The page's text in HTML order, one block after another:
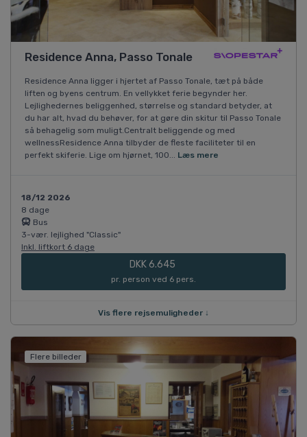
Residence Anna, Passo Tonale
Residence Anna ligger i hjertet af Passo Tonale, tæt på både
liften og byens centrum. En vellykket ferie begynder her.
Lejlighedernes beliggenhed, størrelse og standard betyder, at
du har alt, hvad du behøver, for at gøre din skitur til Passo Tonale
så behagelig som muligt.Centralt beliggende og med
wellnessResidence Anna tilbyder de fleste faciliteter til en
perfekt skiferie. Lige om hjørnet, 100... Læs mere
18/12 2026
8 dage
Bus
3-vær. lejlighed "Classic"
Inkl. liftkort 6 dage
DKK 6.645
pr. person ved 6 pers.
Vis flere rejsemuligheder ↓
Flere billeder